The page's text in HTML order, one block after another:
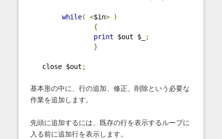
while( <$in>
)
{
print $out $_
;
}
close $out ;
基本形の中に、行の追加、修正、削除という必要な
作業を追加します。
先頭に追加するには、既存の行を表示するループに
入る前に追加行を表示します。